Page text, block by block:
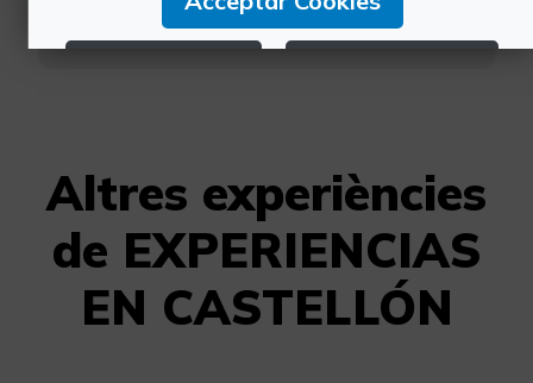
610 256 627
Altres experiències
de EXPERIENCIAS
EN CASTELLÓN